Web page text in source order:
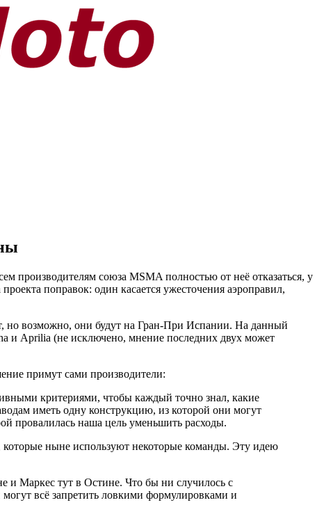
производителям союза MSMA полностью от неё отказаться, у
поправок: один касается ужесточения аэроправил,
но возможно, они будут на Гран-При Испании. На данный
и Aprilia (не исключено, мнение последних двух может
примут сами производители:
критериями, чтобы каждый точно знал, какие
иметь одну конструкцию, из которой они могут
провалилась наша цель уменьшить расходы.
которые ныне используют некоторые команды. Эту идею
и Маркес тут в Остине. Что бы ни случилось с
всё запретить ловкими формулировками и